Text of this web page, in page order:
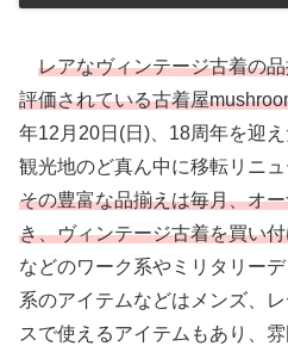
レアなヴィンテージ古着の
評価されている古着屋
年12月20日(日)、18周年を迎
観光地のど真ん中に移転リニ
その豊富な品揃えは毎月、オ
き、ヴィンテージ古着を買い
などのワーク系やミリタリー
系のアイテムなどはメンズ、
スで使えるアイテムもあり、